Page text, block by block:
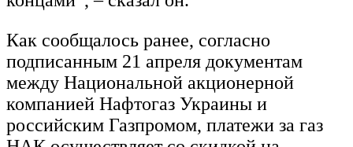
Как сообщалось ранее, согласно
подписанным 21 апреля документам
между Национальной акционерной
компанией Нафтогаз Украины и
российским Газпромом, платежи за газ